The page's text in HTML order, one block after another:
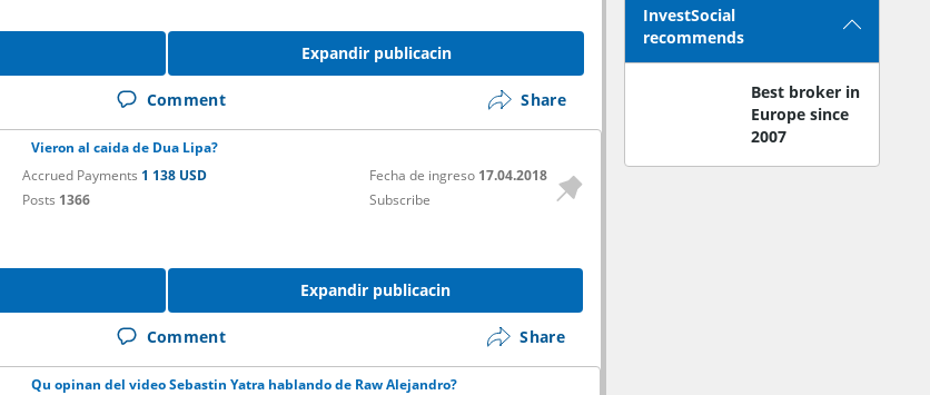
Expandir publicacin
Comment Share
Vieron al caida de Dua Lipa?
Accrued Payments 1 138 USD
Posts 1366
Fecha de ingreso 17.04.2018
Subscribe
Expandir publicacin
Comment Share
Qu opinan del video Sebastin Yatra hablando de Raw Alejandro?
InvestSocial
recommends
Best broker in
Europe since
2007